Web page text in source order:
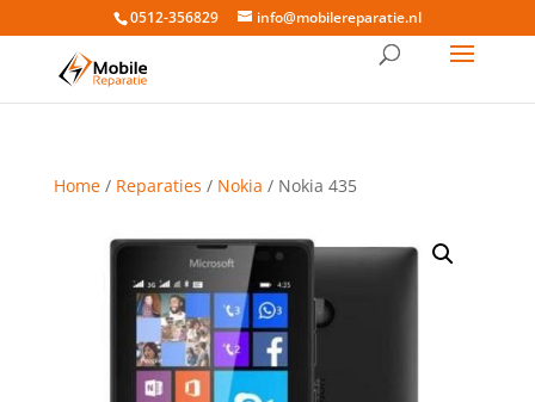
0512-356829 info@mobilereparatie.nl
Home/ Reparaties / Nokia / Nokia 435